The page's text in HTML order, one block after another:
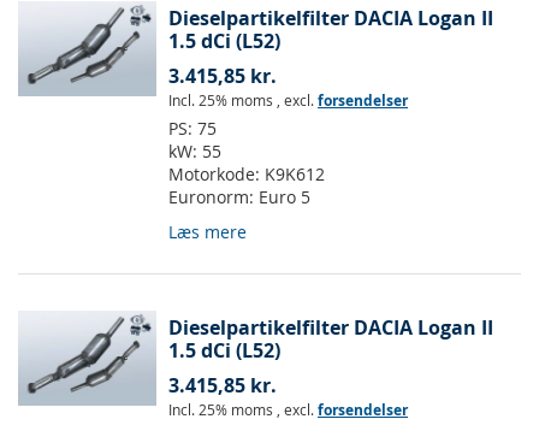
Dieselpartikelfilter DACIA Logan II
1.5 dCi (L52)
3.415,85 kr.
Incl. 25% moms , excl.forsendelser
PS: 75
kW: 55
Motorkode: K9K612
Euronorm: Euro 5
Læs mere
Dieselpartikelfilter DACIA Logan II
1.5 dCi (L52)
3.415,85 kr.
Incl. 25% moms , excl.forsendelser